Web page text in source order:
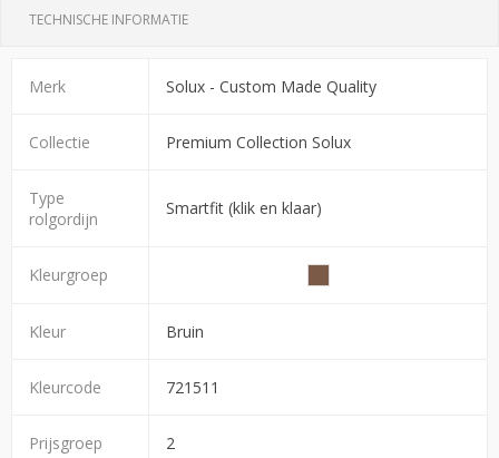
TECHNISCHE INFORMATIE
Merk Solux - Custom Made Quality
Collectie Premium Collection Solux
Type
rolgordijn
Smartfit (klik en klaar)
Kleurgroep
Kleur Bruin
Kleurcode 721511
Prijsgroep 2